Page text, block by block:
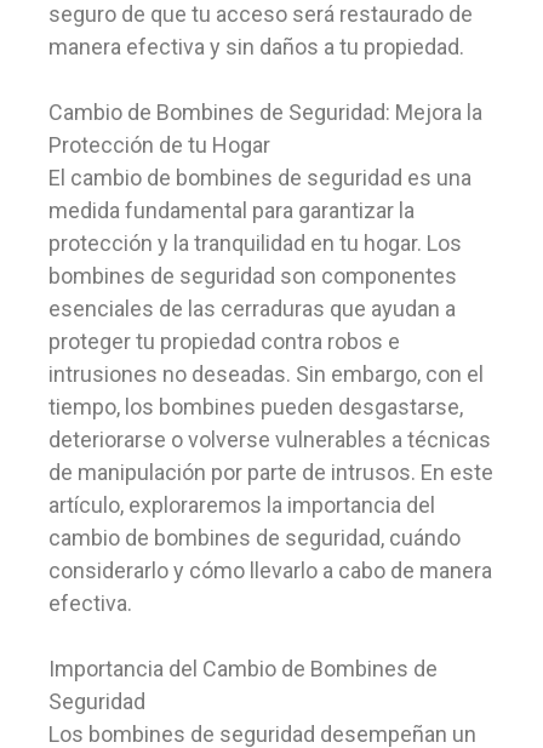
seguro de que tu acceso será restaurado de
manera efectiva y sin daños a tu propiedad.
Cambio de Bombines de Seguridad: Mejora la
Protección de tu Hogar
El cambio de bombines de seguridad es una
medida fundamental para garantizar la
protección y la tranquilidad en tu hogar. Los
bombines de seguridad son componentes
esenciales de las cerraduras que ayudan a
proteger tu propiedad contra robos e
intrusiones no deseadas. Sin embargo, con el
tiempo, los bombines pueden desgastarse,
deteriorarse o volverse vulnerables a técnicas
de manipulación por parte de intrusos. En este
artículo, exploraremos la importancia del
cambio de bombines de seguridad, cuándo
considerarlo y cómo llevarlo a cabo de manera
efectiva.
Importancia del Cambio de Bombines de
Seguridad
Los bombines de seguridad desempeñan un